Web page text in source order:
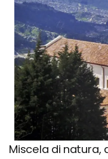
Miscela di natura,